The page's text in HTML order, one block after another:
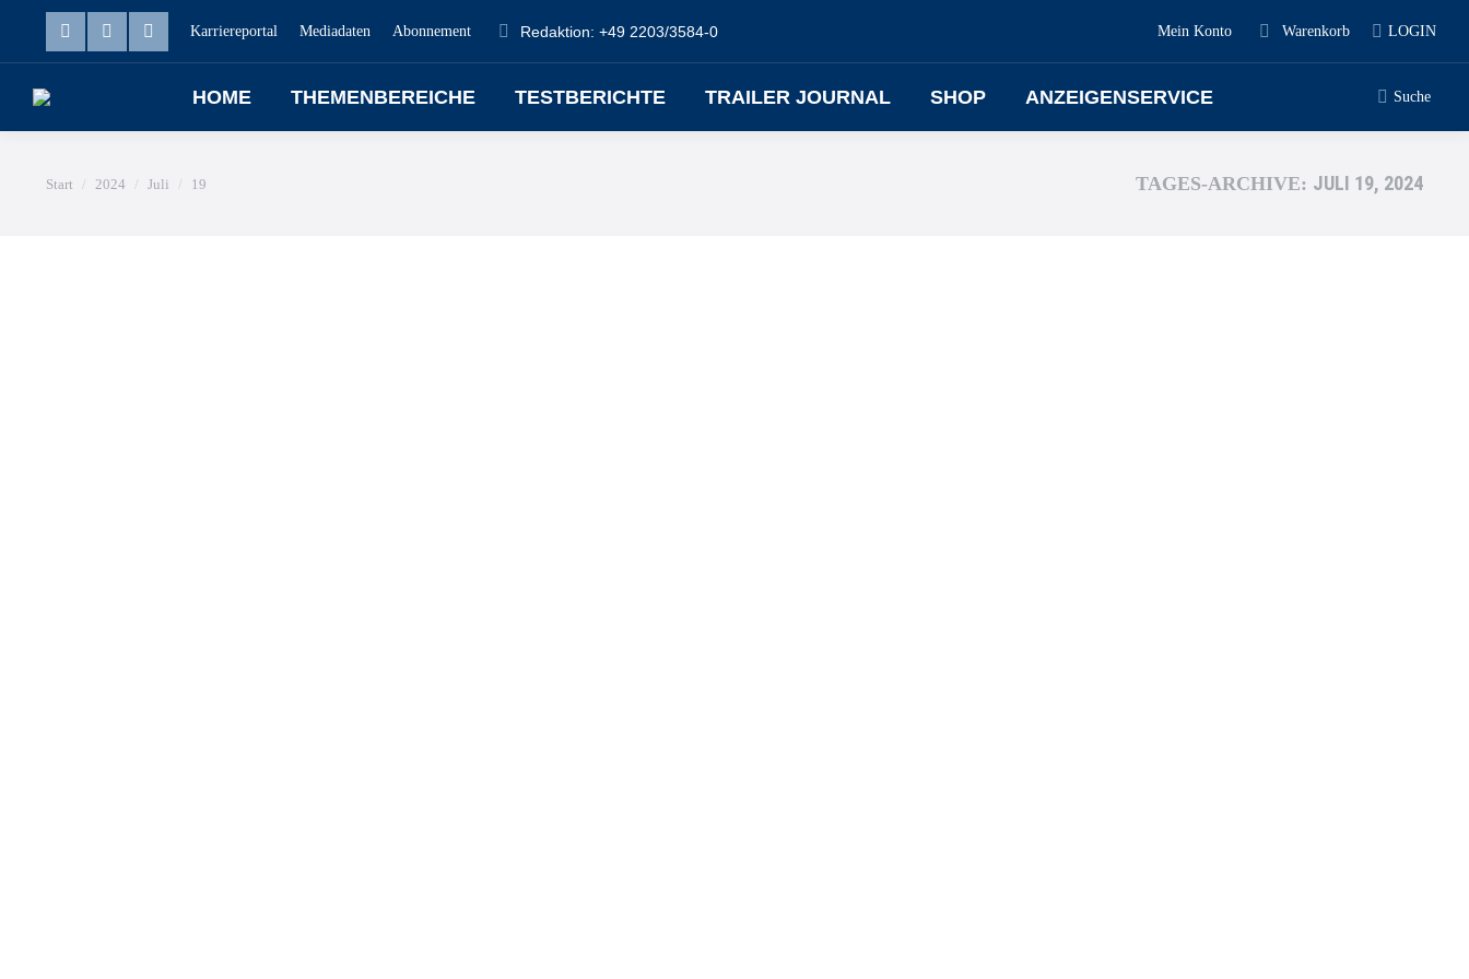
Karriereportal Mediadaten Abonnement Redaktion: +49 2203/3584-0 Mein Konto Warenkorb LOGIN
HOME THEMENBEREICHE TESTBERICHTE TRAILER JOURNAL SHOP ANZEIGENSERVICE Suche
Sie befinden sich hier:
Start 2024 Juli 19 TAGES-ARCHIVE: JULI 19, 2024